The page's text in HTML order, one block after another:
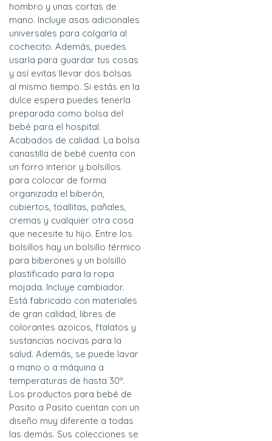
hombro y unas cortas de
mano. Incluye asas adicionales
universales para colgarla al
cochecito. Además, puedes
usarla para guardar tus cosas
y así evitas llevar dos bolsas
al mismo tiempo. Si estás en la
dulce espera puedes tenerla
preparada como bolsa del
bebé para el hospital.
Acabados de calidad. La bolsa
canastilla de bebé cuenta con
un forro interior y bolsillos
para colocar de forma
organizada el biberón,
cubiertos, toallitas, pañales,
cremas y cualquier otra cosa
que necesite tu hijo. Entre los
bolsillos hay un bolsillo térmico
para biberones y un bolsillo
plastificado para la ropa
mojada. Incluye cambiador.
Está fabricado con materiales
de gran calidad, libres de
colorantes azoicos, ftalatos y
sustancias nocivas para la
salud. Además, se puede lavar
a mano o a máquina a
temperaturas de hasta 30º.
Los productos para bebé de
Pasito a Pasito cuentan con un
diseño muy diferente a todas
las demás. Sus colecciones se